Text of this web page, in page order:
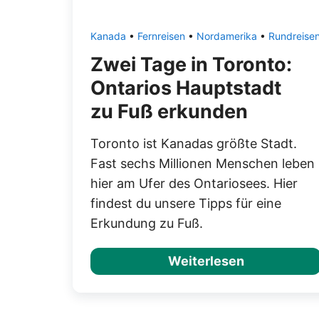
Kanada • Fernreisen • Nordamerika •
Zwei Tage in Toronto:
Ontarios Hauptstadt
zu Fuß erkunden
Toronto ist Kanadas größte Stadt.
Fast sechs Millionen Menschen leben
hier am Ufer des Ontariosees. Hier
findest du unsere Tipps für eine
Erkundung zu Fuß.
Weiterlesen